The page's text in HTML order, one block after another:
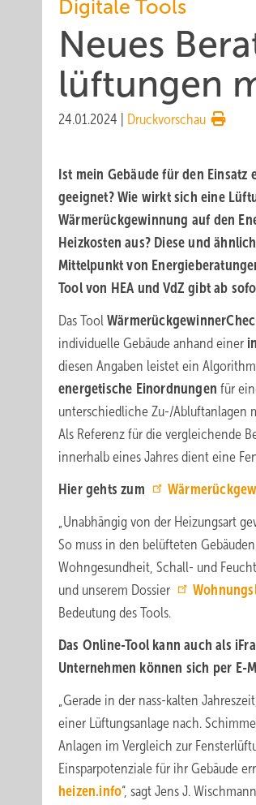
Digitale Tools
Neues
lüftungen
24.01.2024 Druckvorschau
Ist mein Gebäude für den Einsatz
geeignet? Wie wirkt sich eine
Wärmerückgewinnung auf den
Heizkosten aus? Diese und
Mittelpunkt von
Tool von HEA und VdZ gibt ab
Das Tool
individuelle Gebäude anhand einer
diesen Angaben leistet ein
energetische Einordnungen für
unterschiedliche Zu-/Abluftanlagen
Als Referenz für die vergleichende
innerhalb eines Jahres dient eine
Hier gehts zum
„Unabhängig von der Heizungsart
So muss in den belüfteten
Wohngesundheit, Schall- und
und unserem Dossier
Bedeutung des Tools.
Das Online-Tool kann auch als
Unternehmen können sich per E-
„Gerade in der nass-kalten
einer Lüftungsanlage nach.
Anlagen im Vergleich zur
Einsparpotenziale für ihr Gebäude
heizen.info“, sagt Jens J.